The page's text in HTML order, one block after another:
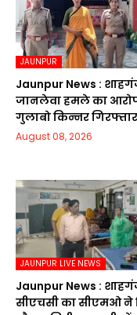
JAUNPUR
Jaunpur News :
जानलेवा हमले का
गुलाबो किन्नर गिरफ्तार
August 08, 2026
JAUNPUR LIVE NEWS
Jaunpur News :
सीएचसी का सीएमओ ने